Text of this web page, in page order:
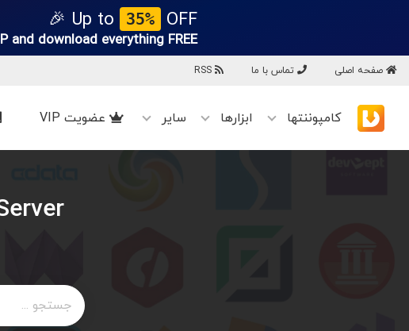
Up to 35% OFF 🎉
and download everything FREE!
صفحه اصلی تماس با ما
کامپوننتها ابزارها سایر عضویت VIP